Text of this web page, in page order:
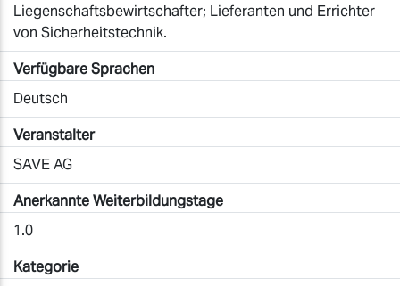
Liegenschaftsbewirtschafter; Lieferanten und Errichter
von Sicherheitstechnik.
Verfügbare Sprachen
Deutsch
Veranstalter
SAVE AG
Anerkannte Weiterbildungstage
1.0
Kategorie